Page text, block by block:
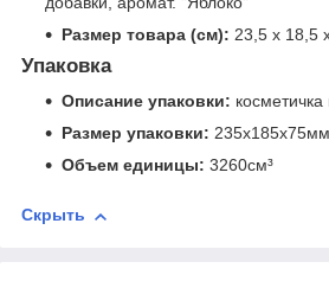
Размер товара (см): 23,5 х 18,5
Упаковка
Описание упаковки:
Размер упаковки: 235x185x75мм
Объем единицы: 3260см³
Скрыть